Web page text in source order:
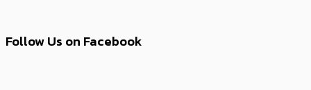
Follow Us on Facebook